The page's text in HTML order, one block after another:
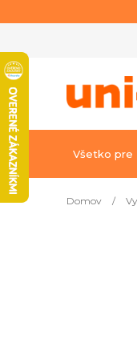
obsah
Všetko pre
Domov /